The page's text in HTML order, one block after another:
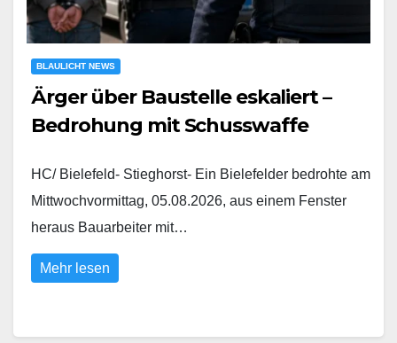
BLAULICHT NEWS
Ärger über Baustelle eskaliert –
Bedrohung mit Schusswaffe
HC/ Bielefeld- Stieghorst- Ein Bielefelder bedrohte am
Mittwochvormittag, 05.08.2026, aus einem Fenster
heraus Bauarbeiter mit…
Mehr lesen